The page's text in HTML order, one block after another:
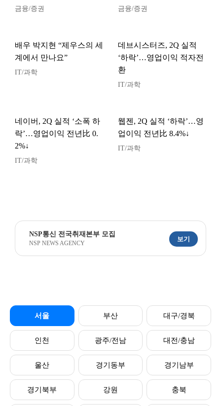
금융/증권 금융/증권
배우 박지현 “제우스의 세
계에서 만나요”
IT/과학
데브시스터즈, 2Q 실적
‘하락’…영업이익 적자전
환
IT/과학
네이버, 2Q 실적 ‘소폭 하
락’…영업이익 전년比 0.
2%↓
IT/과학
웹젠, 2Q 실적 ‘하락’…영
업이익 전년比 8.4%↓
IT/과학
NSP통신 전국취재본부 모집
NSP NEWS AGENCY
보기
서울 부산 대구/경북
인천 광주/전남 대전/충남
울산 경기동부 경기남부
경기북부 강원 충북